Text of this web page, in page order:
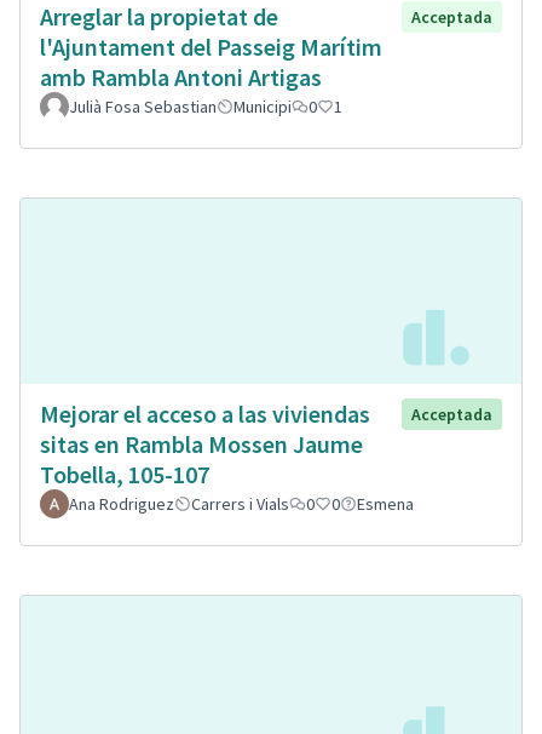
Arreglar la propietat de
l'Ajuntament del Passeig Marítim
amb Rambla Antoni Artigas
Acceptada
Julià Fosa Sebastian Municipi 0 1
Mejorar el acceso a las viviendas
sitas en Rambla Mossen Jaume
Tobella, 105-107
Acceptada
Ana Rodriguez Carrers i Vials 0 0 Esmena